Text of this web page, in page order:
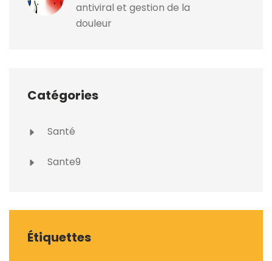
antiviral et gestion de la
douleur
Catégories
Santé
Sante9
Étiquettes